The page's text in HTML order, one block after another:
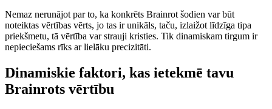
Nemaz nerunājot par to, ka konkrēts Brainrot šodien var būt
noteiktas vērtības vērts, jo tas ir unikāls, taču, izlaižot līdzīga tipa
priekšmetu, tā vērtība var strauji kristies. Tik dinamiskam tirgum ir
nepieciešams rīks ar lielāku precizitāti.
Dinamiskie faktori, kas ietekmē tavu
Brainrots vērtību